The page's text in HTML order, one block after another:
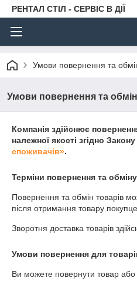
РЕНТАЛ СТІЛ - СЕРВІС В ДІЇ
Умови повернення та
Умови повернення та
Компанія здійснює
належної якості згідно Закону
споживачів».
Терміни повернення та обміну
Повернення та обмін товарів
після отримання товару
Зворотня доставка товарів
Умови повернення для
Ви можете повернути товар